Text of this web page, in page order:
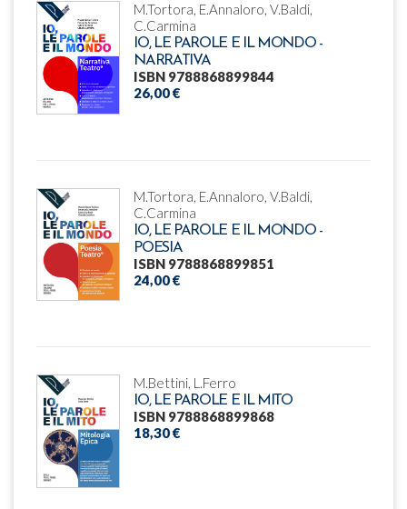
M.Tortora, E.Annaloro, V.Baldi,
C.Carmina
IO, LE PAROLE E IL MONDO -
NARRATIVA
ISBN 9788868899844
26,00 €
M.Tortora, E.Annaloro, V.Baldi,
C.Carmina
IO, LE PAROLE E IL MONDO -
POESIA
ISBN 9788868899851
24,00 €
M.Bettini, L.Ferro
IO, LE PAROLE E IL MITO
ISBN 9788868899868
18,30 €